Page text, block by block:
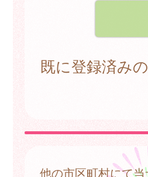
既に登録済み
他の市区町村にて